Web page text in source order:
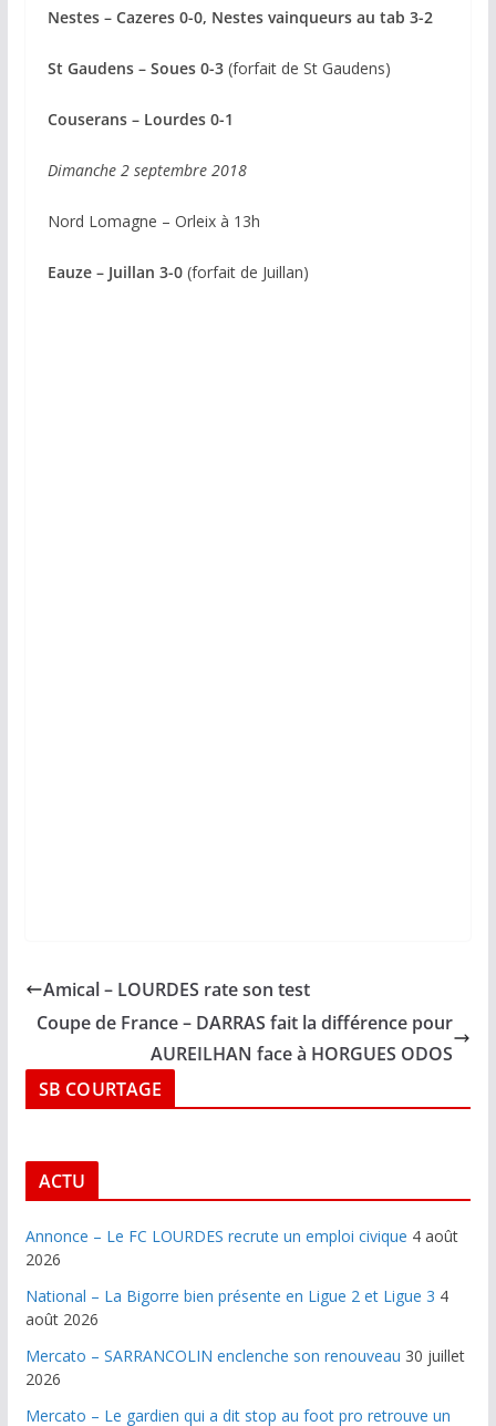
Nestes – Cazeres 0-0, Nestes vainqueurs au tab 3-2
St Gaudens – Soues 0-3(forfait de St Gaudens)
Couserans – Lourdes 0-1
Dimanche 2 septembre 2018
Nord Lomagne – Orleix à 13h
Eauze – Juillan 3-0(forfait de Juillan)
Amical – LOURDES rate son test
Coupe de France – DARRAS fait la différence pour
AUREILHAN face à HORGUES ODOS
SB COURTAGE
ACTU
Annonce – Le FC LOURDES recrute un emploi civique 4 août
2026
National – La Bigorre bien présente en Ligue 2 et Ligue 3 4
août 2026
Mercato – SARRANCOLIN enclenche son renouveau 30 juillet
2026
Mercato – Le gardien qui a dit stop au foot pro retrouve un